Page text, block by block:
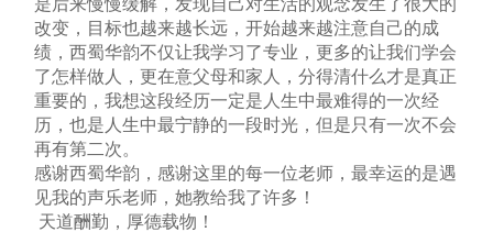
改变，目标也越来越长远，开始越来越注意自己的成
绩，西蜀华韵不仅让我学习了专业，更多的让我们学会
了怎样做人，更在意父母和家人，分得清什么才是真正
重要的，我想这段经历一定是人生中最难得的一次经
历，也是人生中最宁静的一段时光，但是只有一次不会
再有第二次。
感谢西蜀华韵，感谢这里的每一位老师，最幸运的是遇
见我的声乐老师，她教给我了许多！
天道酬勤，厚德载物！